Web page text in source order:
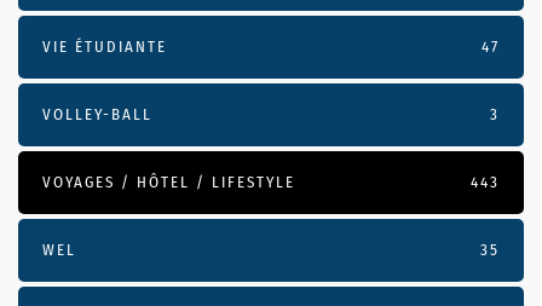
VIE ÉTUDIANTE 47
VOLLEY-BALL 3
VOYAGES / HÔTEL / LIFESTYLE 443
WEL 35